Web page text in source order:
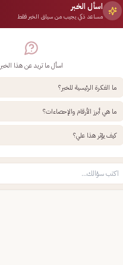
اسأل الخبر
مساعد ذكي يجيب من سياق الخبر فقط
اسأل ما تريد عن هذا الخبر
ما الفكرة الرئيسية للخبر؟
ما هي أبرز الأرقام والإحصاءات؟
كيف يؤثر هذا علي؟